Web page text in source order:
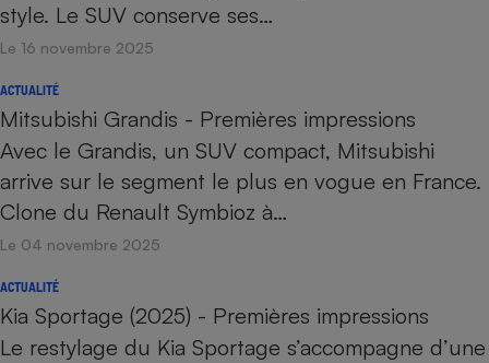
style. Le SUV conserve ses…
Le 16 novembre 2025
ACTUALITÉ
Mitsubishi Grandis - Premières impressions
Avec le Grandis, un SUV compact, Mitsubishi
arrive sur le segment le plus en vogue en France.
Clone du Renault Symbioz à…
Le 04 novembre 2025
ACTUALITÉ
Kia Sportage (2025) - Premières impressions
Le restylage du Kia Sportage s’accompagne d’une